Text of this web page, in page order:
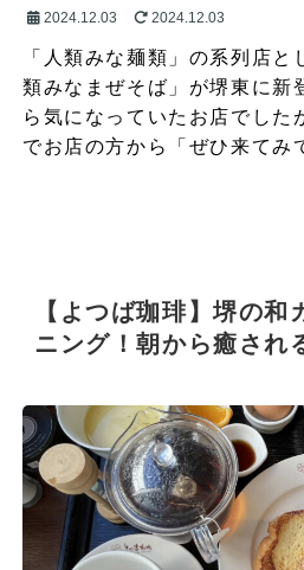
2024.12.03 2024.12.03
「人類みな麺類」の系列店と
類みなまぜそば」が堺東に新
ら気になっていたお店でし
でお店の方から「ぜひ来て
【よつば珈琲】堺の和
ニング！朝から癒され